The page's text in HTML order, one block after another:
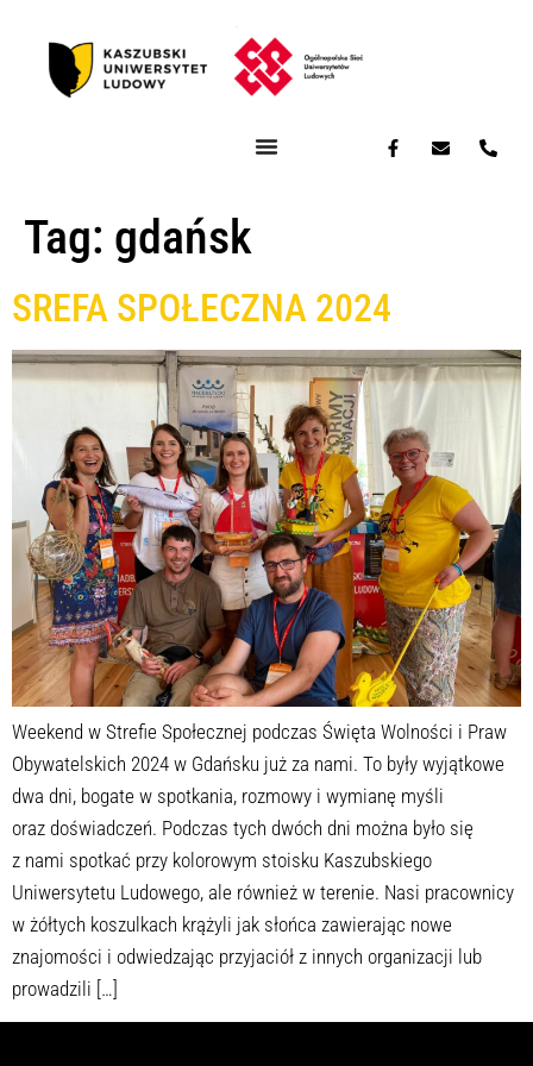
Tag: gdańsk
SREFA SPOŁECZNA 2024
Weekend w Strefie Społecznej podczas Święta Wolności i Praw
Obywatelskich 2024 w Gdańsku już za nami. To były wyjątkowe
dwa dni, bogate w spotkania, rozmowy i wymianę myśli
oraz doświadczeń. Podczas tych dwóch dni można było się
z nami spotkać przy kolorowym stoisku Kaszubskiego
Uniwersytetu Ludowego, ale również w terenie. Nasi pracownicy
w żółtych koszulkach krążyli jak słońca zawierając nowe
znajomości i odwiedzając przyjaciół z innych organizacji lub
prowadzili […]